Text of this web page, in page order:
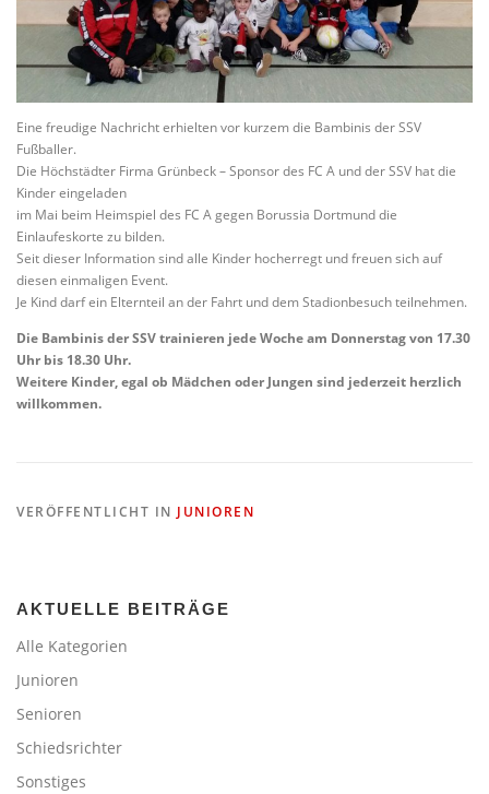
Eine freudige Nachricht erhielten vor kurzem die Bambinis der SSV
Fußballer.
Die Höchstädter Firma Grünbeck – Sponsor des FC A und der SSV hat die
Kinder eingeladen
im Mai beim Heimspiel des FC A gegen Borussia Dortmund die
Einlaufeskorte zu bilden.
Seit dieser Information sind alle Kinder hocherregt und freuen sich auf
diesen einmaligen Event.
Je Kind darf ein Elternteil an der Fahrt und dem Stadionbesuch teilnehmen.
Die Bambinis der SSV trainieren jede Woche am Donnerstag von 17.30
Uhr bis 18.30 Uhr.
Weitere Kinder, egal ob Mädchen oder Jungen sind jederzeit herzlich
willkommen.
VERÖFFENTLICHT INJUNIOREN
AKTUELLE BEITRÄGE
Alle Kategorien
Junioren
Senioren
Schiedsrichter
Sonstiges